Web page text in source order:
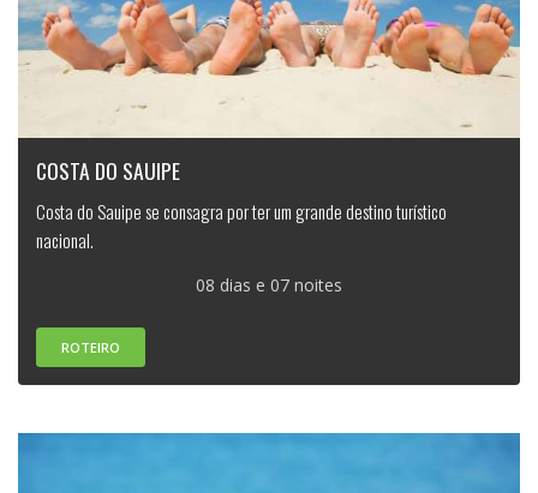
COSTA DO SAUIPE
Costa do Sauipe se consagra por ter um grande destino turístico
nacional.
08 dias e 07 noites
ROTEIRO